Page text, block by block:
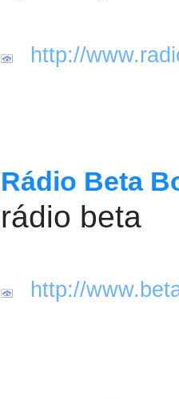
http://
Rádio Beta
rádio beta
http://